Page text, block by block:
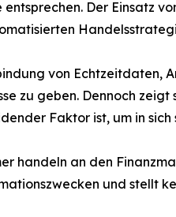
entsprechen. Der Einsatz
von Echtzeitdaten,
zu geben. Dennoch
Faktor ist, um in
handeln an den
und stellt